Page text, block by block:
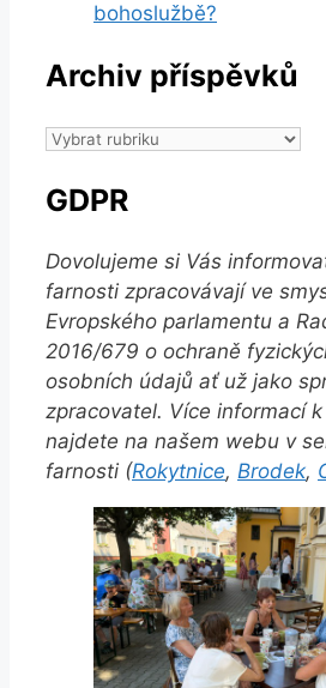
bohoslužbě?
Archiv příspěvků
Archiv
GDPR
Dovolujeme si Vás
farnosti zpracovávají ve
Evropského parlamentu a
2016/679 o ochraně
osobních údajů ať už jako
zpracovatel. Více informací
najdete na našem webu v
farnosti (Rokytnice, Brodek,